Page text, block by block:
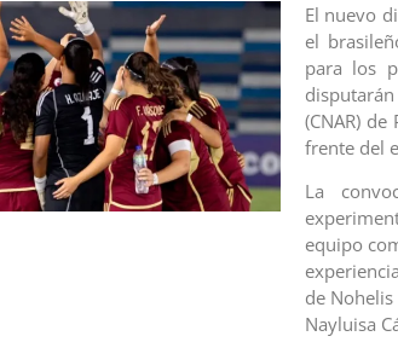
El nuevo
el
para los
(CNAR)
frente del
La
equipo
de
Nayluisa